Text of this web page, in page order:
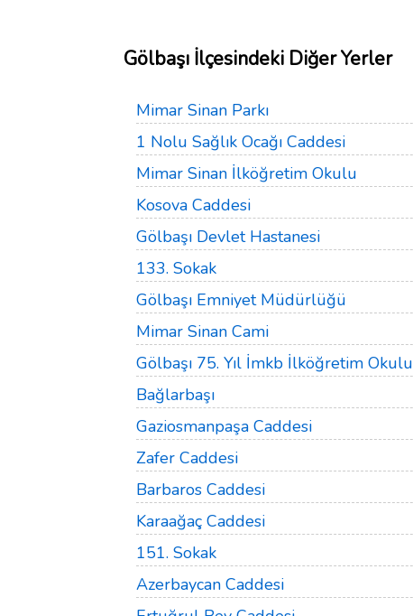
Gölbaşı İlçesindeki Diğer Yerler
Mimar Sinan Parkı
1 Nolu Sağlık Ocağı Caddesi
Mimar Sinan İlköğretim Okulu
Kosova Caddesi
Gölbaşı Devlet Hastanesi
133. Sokak
Gölbaşı Emniyet Müdürlüğü
Mimar Sinan Cami
Gölbaşı 75. Yıl İmkb İlköğretim Okulu
Bağlarbaşı
Gaziosmanpaşa Caddesi
Zafer Caddesi
Barbaros Caddesi
Karaağaç Caddesi
151. Sokak
Azerbaycan Caddesi